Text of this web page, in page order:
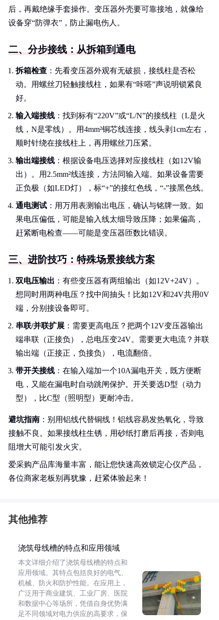
后，再戴绝缘手套操作。变压器外壳要可靠接地，就像给
设备穿“防弹衣”，防止漏电伤人。
二、分步接线：从拆箱到通电
拆箱检查 ：先看变压器外观有无破损，接线柱是否松
动。用螺丝刀轻触接线柱，如果有“咔嗒”声说明锁紧良
好。
输入端接线 ：找到标有“220V”或“L/N”的接线柱（L是火
线，N是零线）。用4mm²铜芯线连接，线头剥1cm左右，
顺时针绕在接线柱上，再用螺丝刀压紧。
输出端接线 ：根据设备电压选择对应接线柱（如12V输
出）。用2.5mm²线连接，方法同输入端。如果设备需要
正负极（如LED灯），标“+”的接红色线，“-”接黑色线。
通电测试 ：用万用表测输出电压，确认与铭牌一致。如
果电压偏低，可能是输入线太细导致压降；如果偏高，
赶紧断电检查——可能是变压器匝数比错误。
三、进阶技巧：特殊场景接线方案
双电压输出 ：有些变压器有两组输出（如12V+24V）。
想同时用两种电压？找中间抽头！比如12V和24V共用0V
端，分别接设备即可。
串联/并联扩展 ：需要更高电压？把两个12V变压器输出
端串联（正接负），总电压变24V。需要更大电流？并联
输出端（正接正，负接负），电流翻倍。
带开关接线 ：在输入端加一个10A漏电开关，既方便断
电，又能在漏电时自动跳闸保护。开关要选D型（动力
型），比C型（照明型）更耐冲击。
避坑指南 ：别用铝线代替铜线！铝线容易发热氧化，导致
接触不良。如果接线柱生锈，用砂纸打磨后再接，否则电
阻增大可能引发火灾。
爱采购产品库海量丰富，能让您快速高效锁定心仪产品，
各位商家老板别再犹豫，赶紧体验起来！
其他推荐
浇筑母线槽的特点和应用领域
本文详细介绍了浇筑母线槽的特点和
应用领域。其特点包括良好的电气、
机械、防火和防护性能。在应用上，
广泛用于商业建筑、工业厂房、医院
和数据中心等场所，凭借自身优势满
足不同领域对电力供应的高要求，保